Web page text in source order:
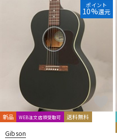
ポイント
10%還元
新品 WEB注文店頭受取可 送料無料
Gibson